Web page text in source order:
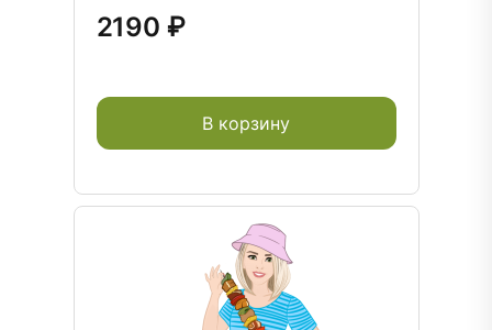
2190 ₽
В корзину